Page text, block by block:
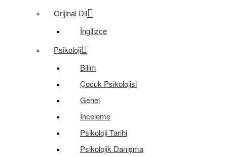
Orijinal Dil
İngilizce
Psikoloji
Bilim
Çocuk Psikolojisi
Genel
İnceleme
Psikoloji Tarihi
Psikolojik Danışma